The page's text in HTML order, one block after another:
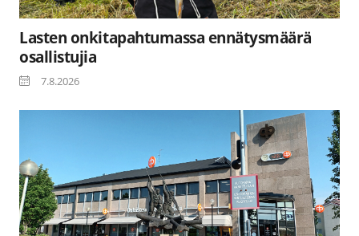
Lasten onkitapahtumassa ennätysmäärä
osallistujia
7.8.2026